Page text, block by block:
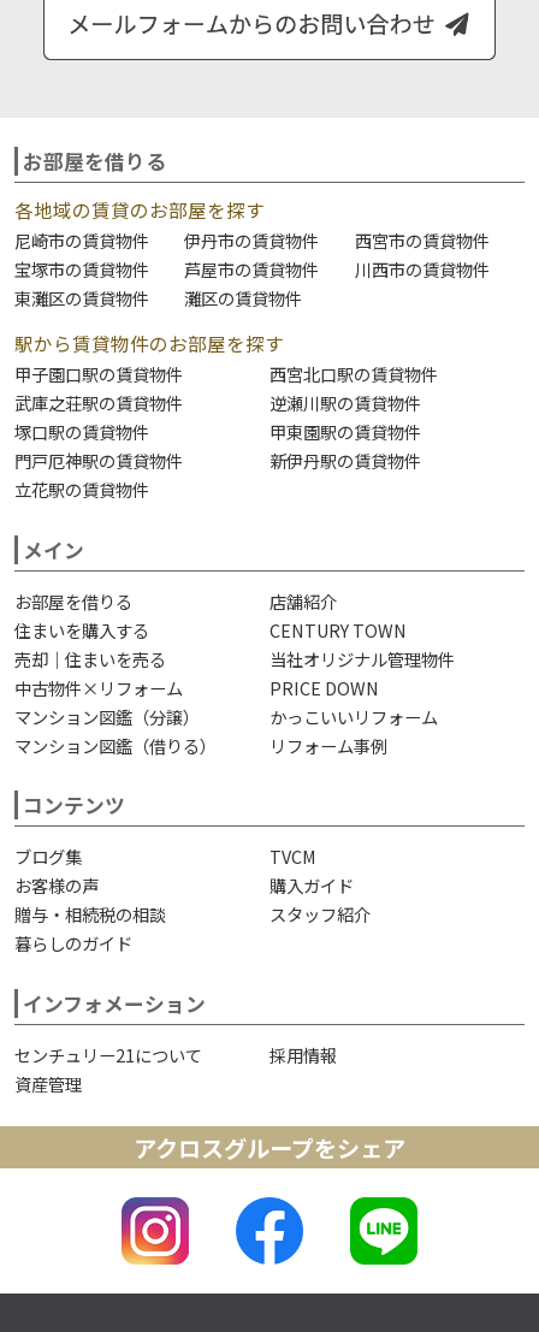
お部屋を借りる
各地域の賃貸のお部屋を探す
尼崎市の賃貸物件 伊丹市の賃貸物件
西宮市の賃貸物件
宝塚市の賃貸物件
芦屋市の賃貸物件
川西市の賃貸物件
東灘区の賃貸物件
灘区の賃貸物件
駅から賃貸物件のお部屋を探す
甲子園口駅の賃貸物件
西宮北口駅の賃貸物件
武庫之荘駅の賃貸物件
逆瀬川駅の賃貸物件
塚口駅の賃貸物件
甲東園駅の賃貸物件
門戸厄神駅の賃貸物件
新伊丹駅の賃貸物件
立花駅の賃貸物件
メイン
お部屋を借りる
店舗紹介
住まいを購入する
CENTURY TOWN
売却｜住まいを売る
当社オリジナル管理物件
中古物件×リフォーム
PRICE DOWN
マンション図鑑（分譲）
かっこいいリフォーム
マンション図鑑（借りる）
リフォーム事例
コンテンツ
ブログ集
TVCM
お客様の声
購入ガイド
贈与・相続税の相談
スタッフ紹介
暮らしのガイド
インフォメーション
センチュリー21について
採用情報
資産管理
アクロスグループをシェア